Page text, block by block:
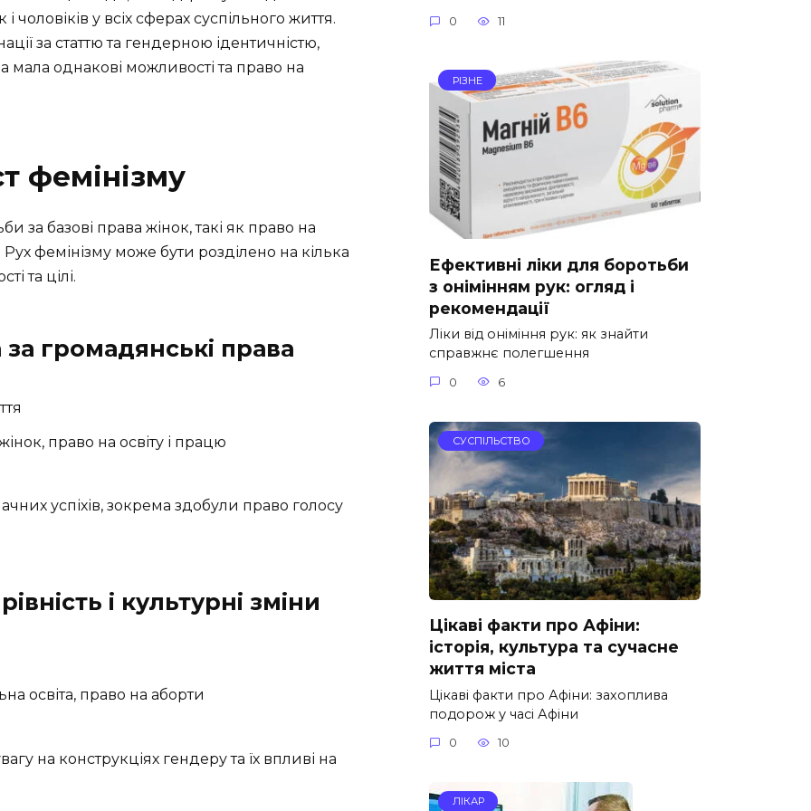
чоловіків у всіх сферах суспільного життя.
за статтю та гендерною ідентичністю,
однакові можливості та право на
фемінізму
за базові права жінок, такі як право на
фемінізму може бути розділено на кілька
та цілі.
громадянські права
право на освіту і працю
успіхів, зокрема здобули право голосу
і культурні зміни
освіта, право на аборти
на конструкціях гендеру та їх впливі на
0 11
РІЗНЕ
Ефективні ліки для боротьби
з онімінням рук: огляд і
рекомендації
Ліки від оніміння рук: як знайти
справжнє полегшення
0 6
СУСПІЛЬСТВО
Цікаві факти про Афіни:
історія, культура та сучасне
життя міста
Цікаві факти про Афіни: захоплива
подорож у часі Афіни
0 10
ЛІКАР